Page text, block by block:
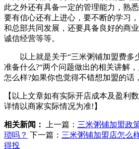
此之外还有具备一定的管理能力，熟
要有信心还有上进心，要不断的学习
和总部共同发展，还要具备良好的商
诚信经营等等。
以上就是关于“三米粥铺加盟费多
准备什么?“两个问题做出的相关讲解
怎么样?如果你也觉得不错想加盟的话
【以上文章如有实际开店成本及盈利
详情以商家实际情况为准!】
相关新闻： 上一篇： 三米粥铺加盟政
琐吗？ 下一篇： 三米粥铺加盟店怎么
得投